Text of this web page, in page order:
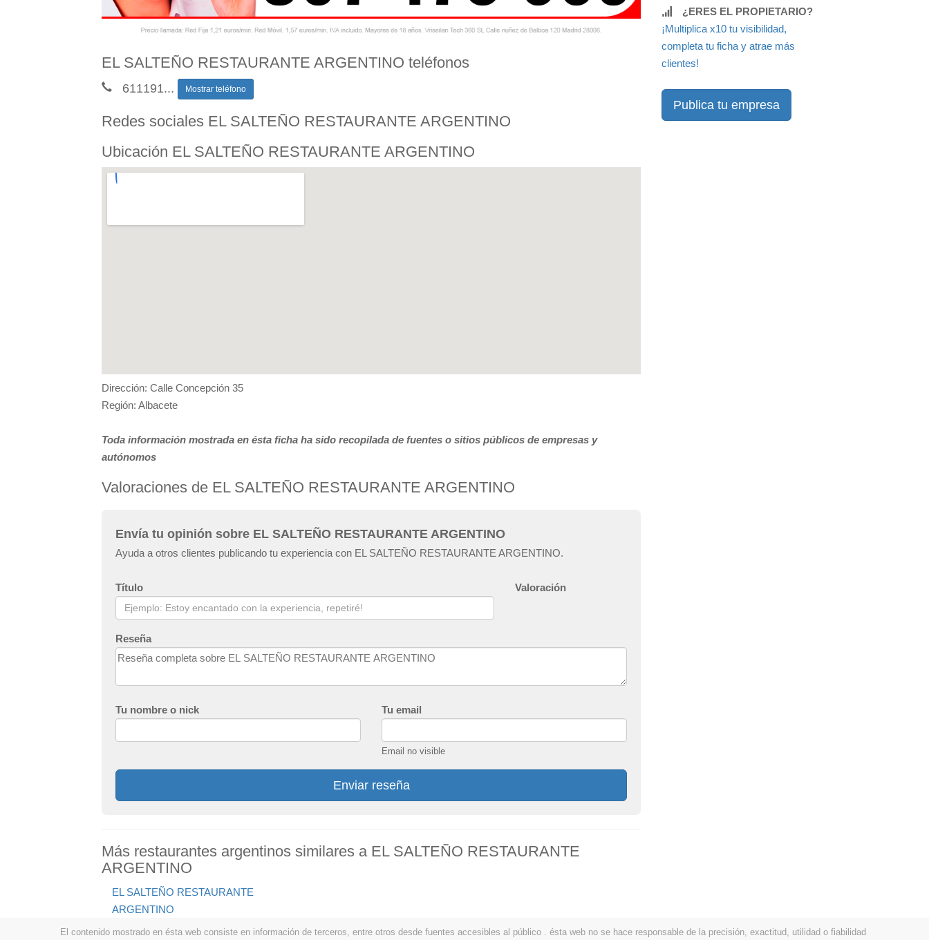
EL SALTEÑO RESTAURANTE ARGENTINO teléfonos
611191... Mostrar teléfono
Redes sociales EL SALTEÑO RESTAURANTE ARGENTINO
Ubicación EL SALTEÑO RESTAURANTE ARGENTINO
Dirección: Calle Concepción 35
Región: Albacete
Toda información mostrada en ésta ficha ha sido recopilada de fuentes o sitios públicos de empresas y
autónomos
Valoraciones de EL SALTEÑO RESTAURANTE ARGENTINO
Envía tu opinión sobre EL SALTEÑO RESTAURANTE ARGENTINO
Ayuda a otros clientes publicando tu experiencia con EL SALTEÑO RESTAURANTE ARGENTINO.
Título Valoración
Reseña
Tu nombre o nick Tu email
Email no visible
Enviar reseña
Más restaurantes argentinos similares a EL SALTEÑO RESTAURANTE
ARGENTINO
EL SALTEÑO RESTAURANTE
ARGENTINO
¿ERES EL PROPIETARIO?
¡Multiplica x10 tu visibilidad,
completa tu ficha y atrae más
clientes!
Publica tu empresa
El contenido mostrado en ésta web consiste en información de terceros, entre otros desde fuentes accesibles al público . ésta web no se hace responsable de la precisión, exactitud, utilidad o fiabilidad